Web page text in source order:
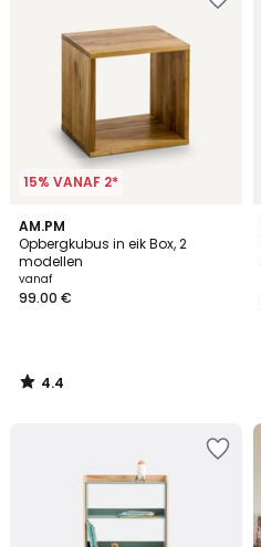
15% VANAF 2*
AM.PM
Opbergkubus in eik Box, 2
modellen
vanaf
99.00 €
4.4
/ 5
4.4
/